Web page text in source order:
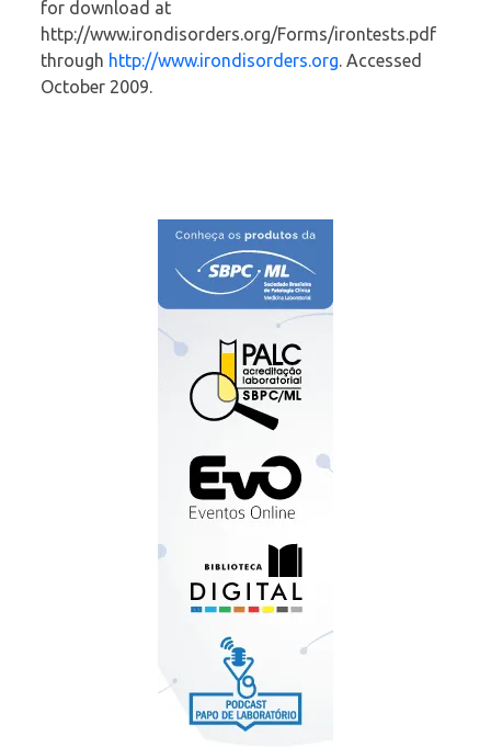
for download at
http://www.irondisorders.org/Forms/irontests.pdf
through http://www.irondisorders.org. Accessed
October 2009.